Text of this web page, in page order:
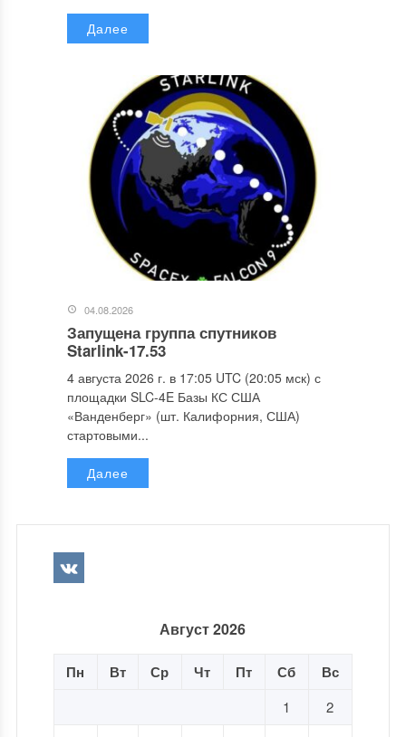
Далее
04.08.2026
Запущена группа спутников
Starlink-17.53
4 августа 2026 г. в 17:05 UTC (20:05 мск) с
площадки SLC-4E Базы КС США
«Ванденберг» (шт. Калифорния, США)
стартовыми...
Далее
Август 2026
Пн Вт Ср Чт Пт Сб Вс
1
2